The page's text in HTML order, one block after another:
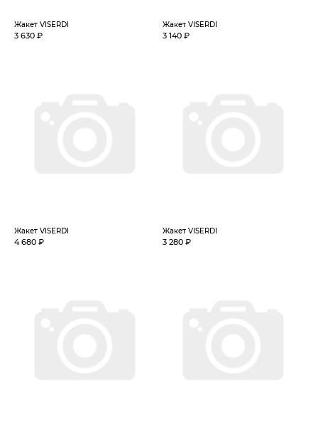
Жакет VISERDI
3 630 ₽
Жакет VISERDI
3 140 ₽
Жакет VISERDI
4 680 ₽
Жакет VISERDI
3 280 ₽